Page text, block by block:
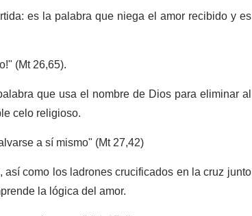
es la palabra que niega el amor recibido y es
(Mt 26,65).
que usa el nombre de Dios para eliminar al
celo religioso.
a sí mismo" (Mt 27,42)
como los ladrones crucificados en la cruz junto
la lógica del amor.